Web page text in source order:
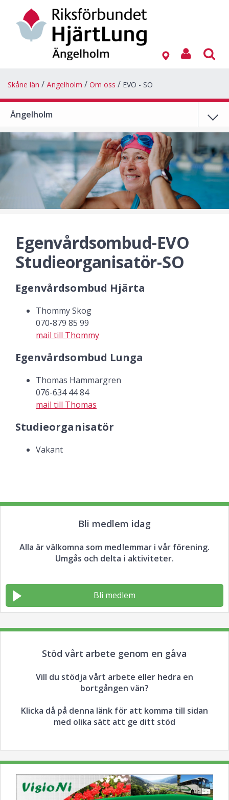
Skåne län Ängelholm Om oss EVO - SO
Ängelholm
Egenvårdsombud-EVO
Studieorganisatör-SO
Egenvårdsombud Hjärta
Thommy Skog
070-879 85 99
mail till Thommy
Egenvårdsombud Lunga
Thomas Hammargren
076-634 44 84
mail till Thomas
Studieorganisatör
Vakant
Bli medlem idag
Alla är välkomna som medlemmar i vår förening.
Umgås och delta i aktiviteter.
Bli medlem
Stöd vårt arbete genom en gåva
Vill du stödja vårt arbete eller hedra en
bortgången vän?
Klicka då på denna länk för att komma till sidan
med olika sätt att ge ditt stöd